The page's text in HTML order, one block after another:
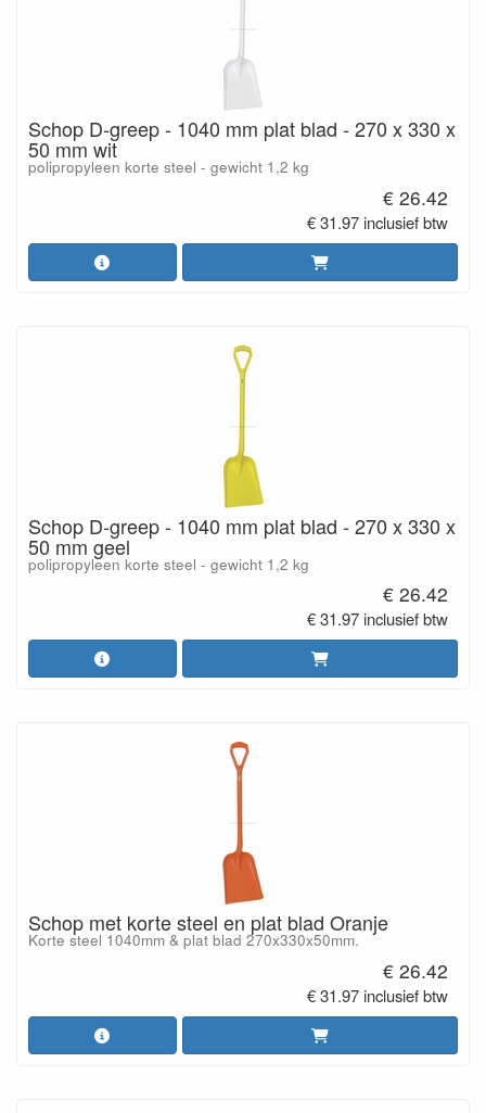
Schop D-greep - 1040 mm plat blad - 270 x 330 x
50 mm wit
polipropyleen korte steel - gewicht 1,2 kg
€ 26.42
€ 31.97 inclusief btw
Schop D-greep - 1040 mm plat blad - 270 x 330 x
50 mm geel
polipropyleen korte steel - gewicht 1,2 kg
€ 26.42
€ 31.97 inclusief btw
Schop met korte steel en plat blad Oranje
Korte steel 1040mm & plat blad 270x330x50mm.
€ 26.42
€ 31.97 inclusief btw